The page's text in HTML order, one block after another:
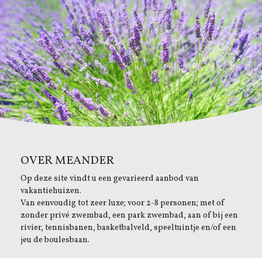
OVER MEANDER
Op deze site vindt u een gevarieerd aanbod van
vakantiehuizen.
Van eenvoudig tot zeer luxe; voor 2-8 personen; met of
zonder privé zwembad, een park zwembad, aan of bij een
rivier, tennisbanen, basketbalveld, speeltuintje en/of een
jeu de boulesbaan.